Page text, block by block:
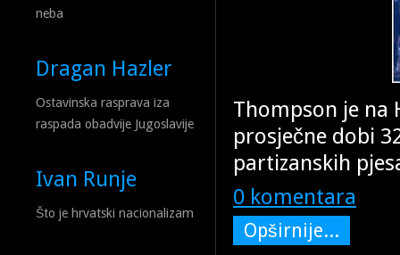
neba
Dragan Hazler
Ostavinska rasprava iza
raspada obadvije Jugoslavije
Ivan Runje
Što je hrvatski nacionalizam
Thompson je
prosječne dobi
partizanskih
0 komentara
Opširnije...